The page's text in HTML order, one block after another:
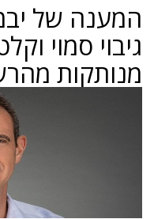
המענה של
גיבוי סמוי
מנותקות